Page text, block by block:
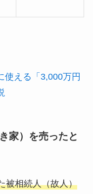
使える「3,000万円
家）を売ったと
被相続人（故人）